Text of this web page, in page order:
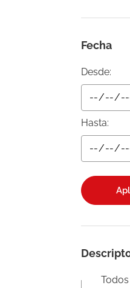
Fecha
Desde:
Hasta:
Todos